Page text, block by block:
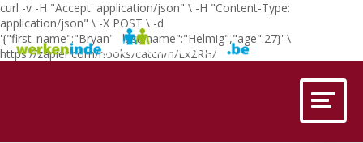
curl -v -H "Accept: application/json" \ -H "Content-Type:
application/json" \ -X POST \ -d
'{"first_name":"Bryan","last_name":"Helmig","age":27}' \
https://zapier.com/hooks/catch/n/Lx2RH/